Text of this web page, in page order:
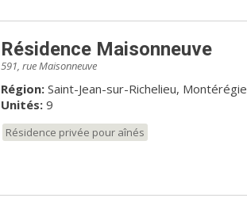
Résidence Maisonneuve
591, rue Maisonneuve
Région: Saint-Jean-sur-Richelieu, Montérégie
Unités:9
Résidence privée pour aînés